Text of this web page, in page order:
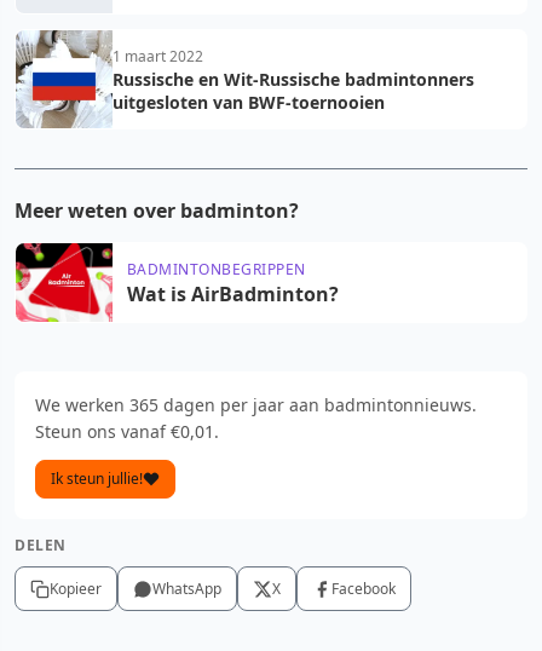
1 maart 2022
Russische en Wit-Russische badmintonners
uitgesloten van BWF-toernooien
Meer weten over badminton?
BADMINTONBEGRIPPEN
Wat is AirBadminton?
We werken 365 dagen per jaar aan badmintonnieuws.
Steun ons vanaf €0,01.
Ik steun jullie!
DELEN
Kopieer WhatsApp X Facebook